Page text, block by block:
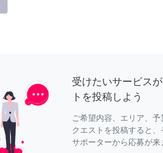
受けたいサービス
トを投稿しよう
ご希望内容、エリア、
クエストを投稿すると
サポーターから応募が来